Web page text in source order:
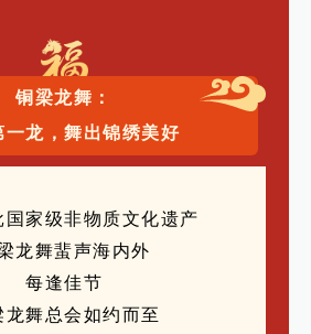
铜梁龙舞：
一龙，舞出锦绣美好
国家级非物质文化遗产
龙舞蜚声海内外
每逢佳节
龙舞总会如约而至